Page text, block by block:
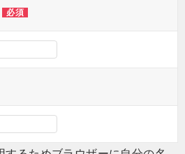
必須